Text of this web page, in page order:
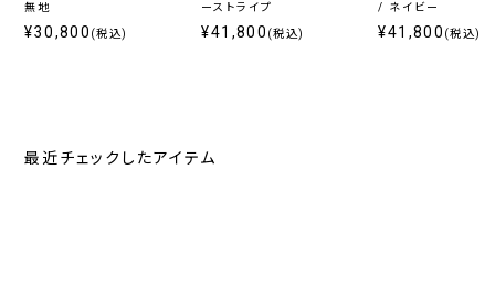
無地
¥30,800 (税込)
ーストライプ
¥41,800 (税込)
/ ネイビー
¥41,800 (税込)
最近チェックしたアイテム